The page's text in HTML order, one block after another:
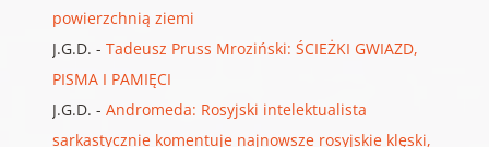
powierzchnią ziemi
J.G.D. - Tadeusz Pruss Mroziński: ŚCIEŻKI GWIAZD,
PISMA I PAMIĘCI
J.G.D. - Andromeda: Rosyjski intelektualista
sarkastycznie komentuje najnowsze rosyjskie klęski,